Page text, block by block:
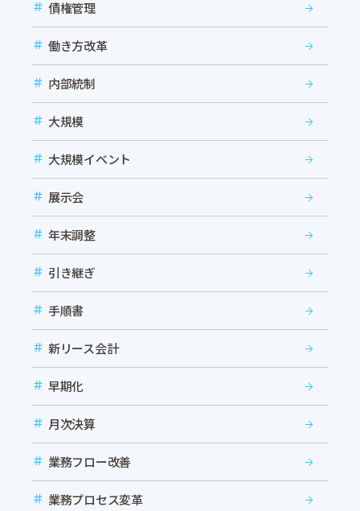
債権管理
働き方改革
内部統制
大規模
大規模イベント
展示会
年末調整
引き継ぎ
手順書
新リース会計
早期化
月次決算
業務フロー改善
業務プロセス変革